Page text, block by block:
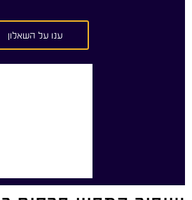
ענו על השאלון